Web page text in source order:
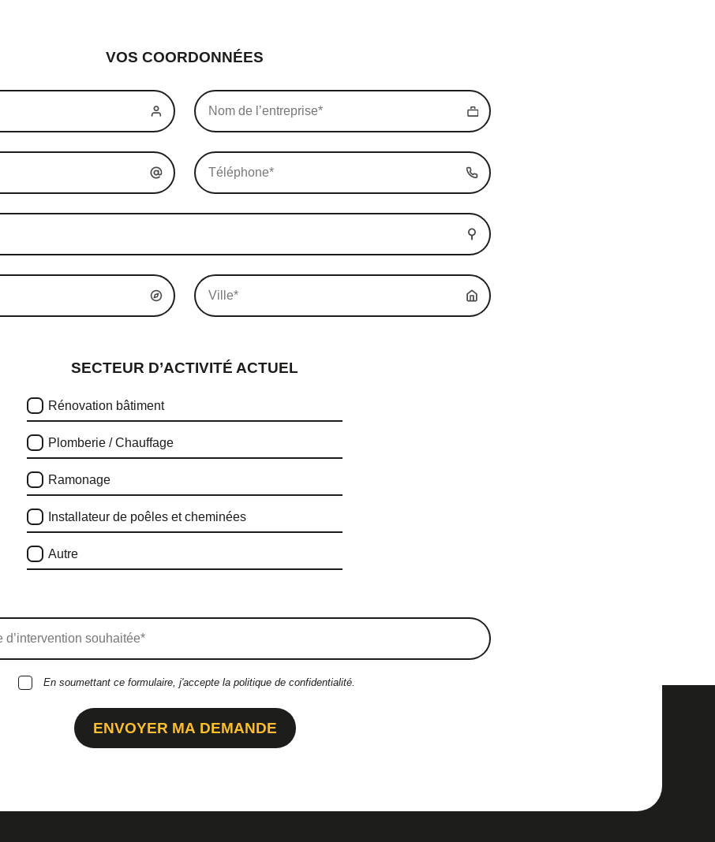
Quel jour souhaitez-vous être appelé ?
En soumettant ce formulaire, j'accepte la politique de confidentialité.
VOS COORDONNÉES
SECTEUR D’ACTIVITÉ ACTUEL
Rénovation bâtiment
Plomberie / Chauffage
Ramonage
Installateur de poêles et cheminées
Autre
En soumettant ce formulaire, j'accepte la politique de confidentialité.